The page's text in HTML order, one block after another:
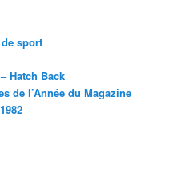
sport
Hatch Back
de l’Année du Magazine